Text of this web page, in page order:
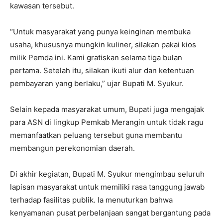
kawasan tersebut.
“Untuk masyarakat yang punya keinginan membuka
usaha, khususnya mungkin kuliner, silakan pakai kios
milik Pemda ini. Kami gratiskan selama tiga bulan
pertama. Setelah itu, silakan ikuti alur dan ketentuan
pembayaran yang berlaku,” ujar Bupati M. Syukur.
Selain kepada masyarakat umum, Bupati juga mengajak
para ASN di lingkup Pemkab Merangin untuk tidak ragu
memanfaatkan peluang tersebut guna membantu
membangun perekonomian daerah.
Di akhir kegiatan, Bupati M. Syukur mengimbau seluruh
lapisan masyarakat untuk memiliki rasa tanggung jawab
terhadap fasilitas publik. Ia menuturkan bahwa
kenyamanan pusat perbelanjaan sangat bergantung pada